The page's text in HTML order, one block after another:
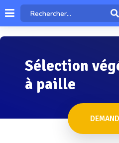
Sélection
à paille